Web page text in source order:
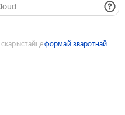
скарыстайцеформай зваротнай